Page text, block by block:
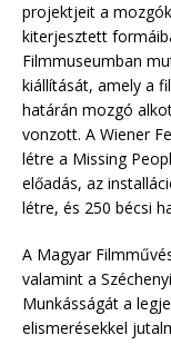
projektjeit a
kiterjesztett
Filmmuseumban
kiállítását, amely a
határán mozgó
vonzott. A Wiener
létre a Missing
előadás, az
létre, és 250 bécsi
A Magyar
valamint a
Munkásságát a
elismerésekkel